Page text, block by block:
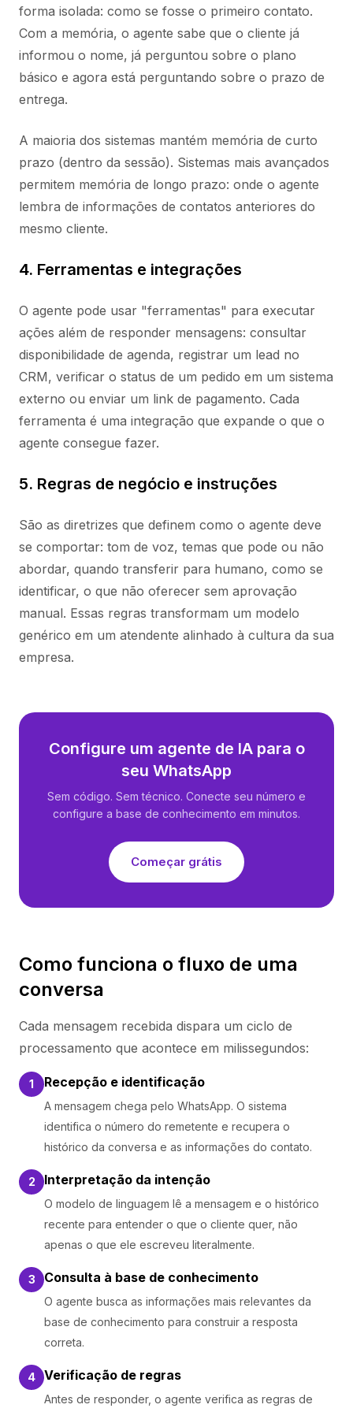
forma isolada: como se fosse o primeiro contato.
Com a memória, o agente sabe que o cliente já
informou o nome, já perguntou sobre o plano
básico e agora está perguntando sobre o prazo de
entrega.
A maioria dos sistemas mantém memória de curto
prazo (dentro da sessão). Sistemas mais avançados
permitem memória de longo prazo: onde o agente
lembra de informações de contatos anteriores do
mesmo cliente.
4. Ferramentas e integrações
O agente pode usar "ferramentas" para executar
ações além de responder mensagens: consultar
disponibilidade de agenda, registrar um lead no
CRM, verificar o status de um pedido em um sistema
externo ou enviar um link de pagamento. Cada
ferramenta é uma integração que expande o que o
agente consegue fazer.
5. Regras de negócio e instruções
São as diretrizes que definem como o agente deve
se comportar: tom de voz, temas que pode ou não
abordar, quando transferir para humano, como se
identificar, o que não oferecer sem aprovação
manual. Essas regras transformam um modelo
genérico em um atendente alinhado à cultura da sua
empresa.
Configure um agente de IA para o
seu WhatsApp
Sem código. Sem técnico. Conecte seu número e
configure a base de conhecimento em minutos.
Começar grátis
Como funciona o fluxo de uma
conversa
Cada mensagem recebida dispara um ciclo de
processamento que acontece em milissegundos:
1 Recepção e identificação
A mensagem chega pelo WhatsApp. O sistema
identifica o número do remetente e recupera o
histórico da conversa e as informações do contato.
2 Interpretação da intenção
O modelo de linguagem lê a mensagem e o histórico
recente para entender o que o cliente quer, não
apenas o que ele escreveu literalmente.
3 Consulta à base de conhecimento
O agente busca as informações mais relevantes da
base de conhecimento para construir a resposta
correta.
4 Verificação de regras
Antes de responder, o agente verifica as regras de